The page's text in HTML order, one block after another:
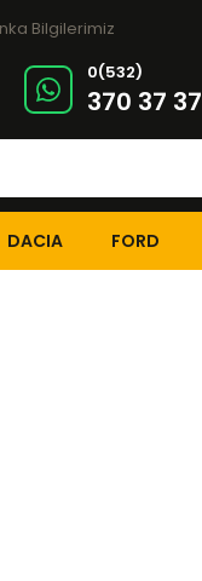
Bilgilerimiz
0(532)
370 37 37
DACIA FORD